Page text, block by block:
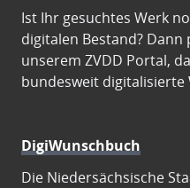
Ist Ihr gesuchtes Werk
digitalen Bestand?
unserem ZVDD Portal,
bundesweit digitalisierte
DigiWunschbuch
Die Niedersächsische